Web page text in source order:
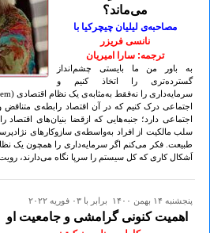
می‌ماند؟
مصاحبه‌ی لیلیان چیچرکیا با
نانسی فریزر
ترجمه: سارا امیریان
به باور من ما بایستی چشم‌انداز
گسترده‌تری را اتخاذ کنیم و
اجتماعی درک کنیم که در آن اقتصاد رابطه‌ی متناقض
اجتماعی دارد؛ جنبه‌هایی که ازقضا بنیان‌های
طبیعت. فکر می‌کنم اگر سرمایه‌داری را همچون یک
اَشکال کاری که کل سیستم را سرپا نگاه می‌دارند،
پنجشنبه ۱۴ بهمن ۱۴۰۰ برابر با ۰۳ فوريه ۲۰۲۲
اهمیت کنونی گرامشی و جامعیت او